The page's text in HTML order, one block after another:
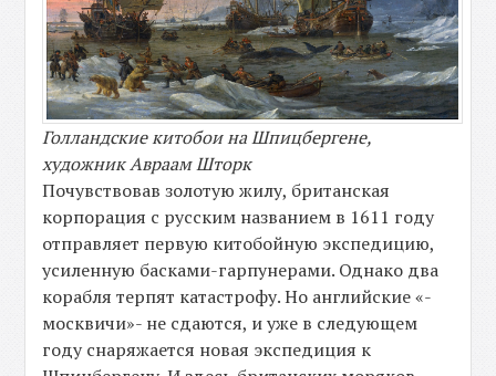
Голландские китобои на Шпицбергене,
художник Авраам Шторк
Почувствовав золотую жилу, британская
корпорация с русским названием в 1611 году
отправляет первую китобойную экспедицию,
усиленную басками-гарпунерами. Однако два
корабля терпят катастрофу. Но английские «-
москвичи»- не сдаются, и уже в следующем
году снаряжается новая экспедиция к